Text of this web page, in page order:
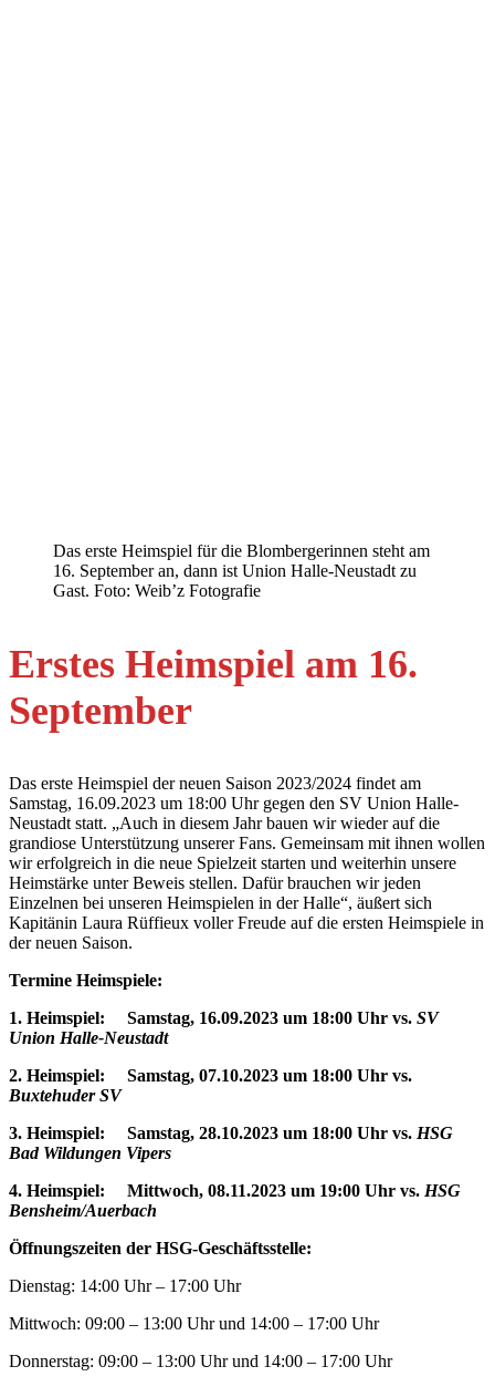
Das erste Heimspiel für die Blombergerinnen steht am
16. September an, dann ist Union Halle-Neustadt zu
Gast. Foto: Weib’z Fotografie
Erstes Heimspiel am 16.
September
Das erste Heimspiel der neuen Saison 2023/2024 findet am
Samstag, 16.09.2023 um 18:00 Uhr gegen den SV Union Halle-
Neustadt statt. „Auch in diesem Jahr bauen wir wieder auf die
grandiose Unterstützung unserer Fans. Gemeinsam mit ihnen wollen
wir erfolgreich in die neue Spielzeit starten und weiterhin unsere
Heimstärke unter Beweis stellen. Dafür brauchen wir jeden
Einzelnen bei unseren Heimspielen in der Halle“, äußert sich
Kapitänin Laura Rüffieux voller Freude auf die ersten Heimspiele in
der neuen Saison.
Termine Heimspiele:
1. Heimspiel: Samstag, 16.09.2023 um 18:00 Uhr vs. SV
Union Halle-Neustadt
2. Heimspiel: Samstag, 07.10.2023 um 18:00 Uhr vs.
Buxtehuder SV
3. Heimspiel: Samstag, 28.10.2023 um 18:00 Uhr vs. HSG
Bad Wildungen Vipers
4. Heimspiel: Mittwoch, 08.11.2023 um 19:00 Uhr vs. HSG
Bensheim/Auerbach
Öffnungszeiten der HSG-Geschäftsstelle:
Dienstag: 14:00 Uhr – 17:00 Uhr
Mittwoch: 09:00 – 13:00 Uhr und 14:00 – 17:00 Uhr
Donnerstag: 09:00 – 13:00 Uhr und 14:00 – 17:00 Uhr